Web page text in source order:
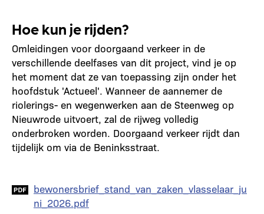
Hoe kun je rijden?
Omleidingen voor doorgaand verkeer in de
verschillende deelfases van dit project, vind je op
het moment dat ze van toepassing zijn onder het
hoofdstuk 'Actueel'. Wanneer de aannemer de
riolerings- en wegenwerken aan de Steenweg op
Nieuwrode uitvoert, zal de rijweg volledig
onderbroken worden. Doorgaand verkeer rijdt dan
tijdelijk om via de Beninksstraat.
Documentbewonersbrief_stand_van_zaken_vlasselaar_ju
ni_2026.pdf